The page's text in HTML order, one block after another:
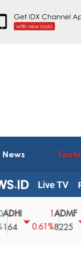
0.61%
ADMF
8225
75